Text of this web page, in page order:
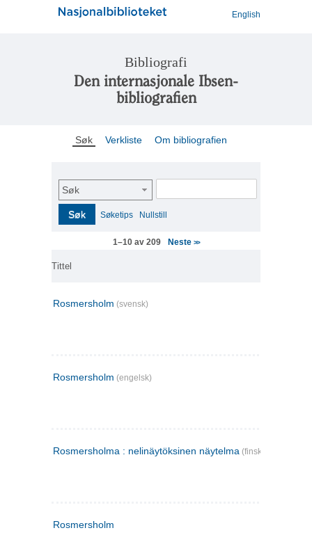
English
Bibliografi
Den internasjonale Ibsen-
bibliografien
Søk Verkliste Om bibliografien
Søk
Søk Søketips Nullstill
1–10 av 209 Neste >>
Tittel
Rosmersholm (svensk)
Rosmersholm (engelsk)
Rosmersholma : nelinäytöksinen näytelma (finsk)
Rosmersholm